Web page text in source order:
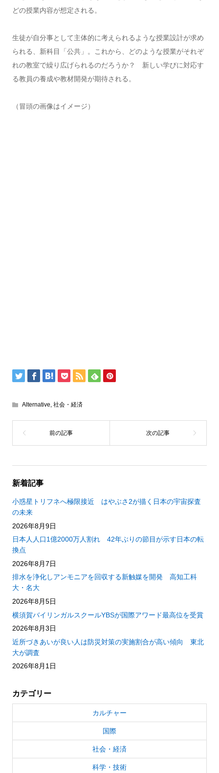
どの授業内容が想定される。
生徒が自分事として主体的に考えられるような授業設計が求め
られる、新科目「公共」。これから、どのような授業がそれぞ
れの教室で繰り広げられるのだろうか？ 新しい学びに対応す
る教員の養成や教材開発が期待される。
（冒頭の画像はイメージ）
Alternative, 社会・経済
新着記事
小惑星トリフネへ極限接近 はやぶさ2が描く日本の宇宙探査
の未来
2026年8月9日
日本人人口1億2000万人割れ 42年ぶりの節目が示す日本の転
換点
2026年8月7日
排水を浄化しアンモニアを回収する新触媒を開発 高知工科
大・名大
2026年8月5日
横須賀バイリンガルスクールYBSが国際アワード最高位を受賞
2026年8月3日
近所づきあいが良い人は防災対策の実施割合が高い傾向 東北
大が調査
2026年8月1日
カテゴリー
カルチャー
国際
社会・経済
科学・技術